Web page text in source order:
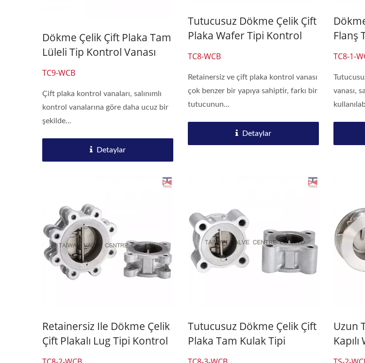
Dökme Çelik Çift Plaka Tam
Lüleli Tip Kontrol Vanası
TC9-WCB
Çift plaka kontrol vanaları, salınımlı
kontrol vanalarına göre daha ucuz bir
şekilde...
Detaylar
Tutucusuz Dökme Çelik Çift
Plaka Wafer Tipi Kontrol
Vanası
TC8-WCB
Retainersiz ve çift plaka kontrol vanası
çok benzer bir yapıya sahiptir, farkı bir
tutucunun...
Detaylar
Flanş
TC8-1-
vanası,
Retainersiz Ile Dökme Çelik
Çift Plakalı Lug Tipi Kontrol
Vanası
Tutucusuz Dökme Çelik Çift
Plaka Tam Kulak Tipi
Kontrol Vanası
Uzun
Vanası